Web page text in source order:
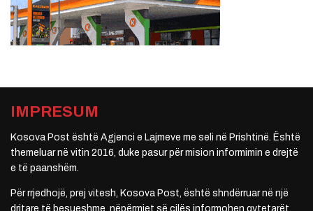
IMPRESUM
Kosova Post është Agjenci e Lajmeve me seli në Prishtinë. Është
themeluar në vitin 2016, duke pasur për mision informimin e drejtë
e të paanshëm.
Për rrjedhojë, prej vitesh, Kosova Post, është shndërruar në një
dritare të besueshme, nëpërmjet së cilës informohen qytetarët.